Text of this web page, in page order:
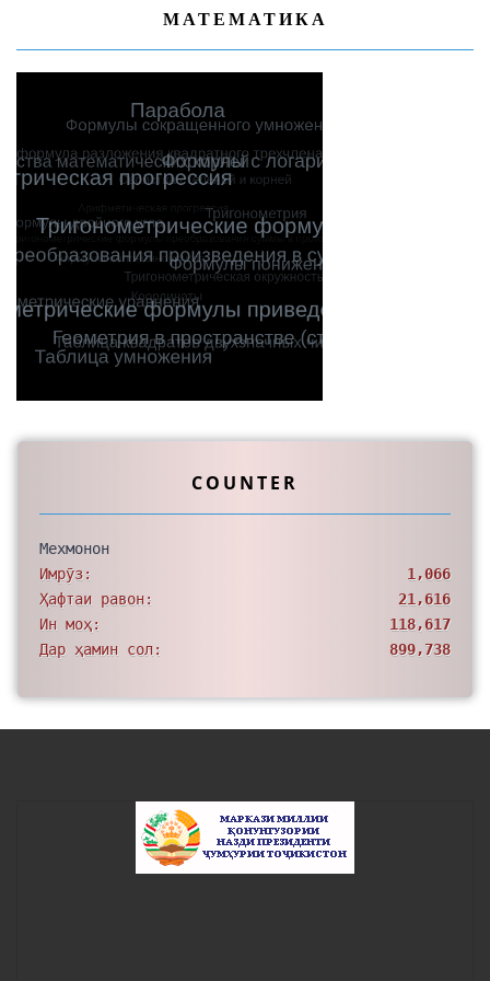
МАТЕМАТИКА
COUNTER
Мехмонон
Имрӯз:
1,066
Ҳафтаи равон:
21,616
Ин моҳ:
118,617
Дар ҳамин сол:
899,738